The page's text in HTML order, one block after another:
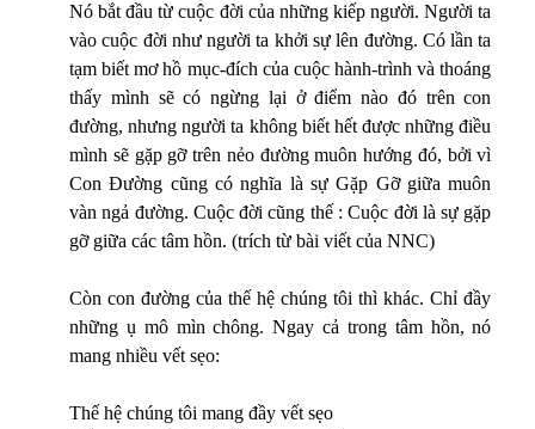
Nó bắt đầu từ cuộc đời của những kiếp người. Người ta
vào cuộc đời như người ta khởi sự lên đường. Có lần ta
tạm biết mơ hồ mục-đích của cuộc hành-trình và thoáng
thấy mình sẽ có ngừng lại ở điểm nào đó trên con
đường, nhưng người ta không biết hết được những điều
mình sẽ gặp gỡ trên nẻo đường muôn hướng đó, bởi vì
Con Đường cũng có nghĩa là sự Gặp Gỡ giữa muôn
vàn ngả đường. Cuộc đời cũng thế : Cuộc đời là sự gặp
gỡ giữa các tâm hồn. (trích từ bài viết của NNC)
Còn con đường của thế hệ chúng tôi thì khác. Chỉ đầy
những ụ mô mìn chông. Ngay cả trong tâm hồn, nó
mang nhiều vết sẹo:
Thế hệ chúng tôi mang đầy vết sẹo